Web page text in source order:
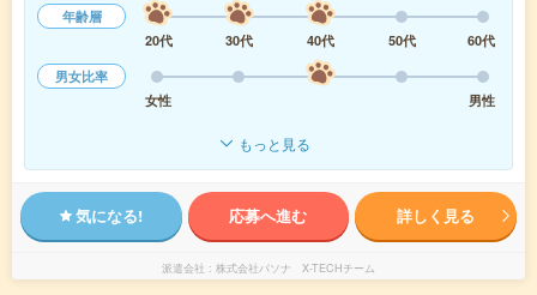
年齢層
20代
30代 40代 50代
60代
男女比率
女性
男性
もっと見る
気になる! 応募へ進む 詳しく見る
派遣会社 株式会社パソナ X-TECHチーム